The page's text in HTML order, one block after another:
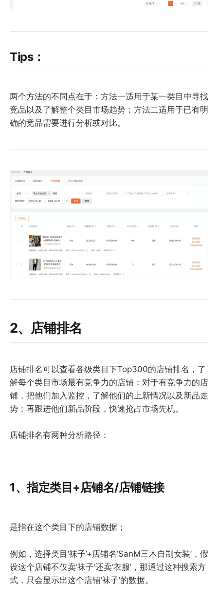
Tips：
两个方法的不同点在于：方法一适用于某一类目中寻找
竞品以及了解整个类目市场趋势；方法二适用于已有明
确的竞品需要进行分析或对比。
2、店铺排名
店铺排名可以查看各级类目下Top300的店铺排名，了
解每个类目市场最有竞争力的店铺；对于有竞争力的店
铺，把他们加入监控，了解他们的上新情况以及新品走
势；再跟进他们新品阶段，快速抢占市场先机。
店铺排名有两种分析路径：
1、指定类目+店铺名/店铺链接
是指在这个类目下的店铺数据；
例如，选择类目‘袜子’+店铺名‘SanM三木自制女装’，假
设这个店铺不仅卖‘袜子’还卖‘衣服’，那通过这种搜索方
式，只会显示出这个店铺‘袜子’的数据。